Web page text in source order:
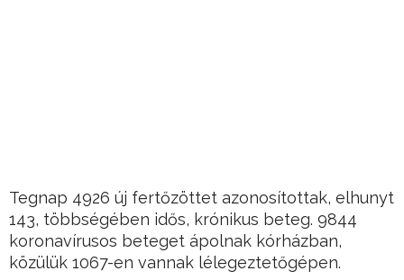
Tegnap 4926 új fertőzöttet azonosítottak, elhunyt
143, többségében idős, krónikus beteg. 9844
koronavírusos beteget ápolnak kórházban,
közülük 1067-en vannak lélegeztetőgépen.